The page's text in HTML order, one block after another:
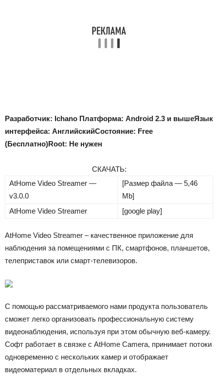
Разработчик: Ichano Платформа: Android 2.3 и вышеЯзык
интерфейса: АнглийскийСостояние: Free
(Бесплатно)Root: Не нужен
СКАЧАТЬ:
AtHome Video Streamer —
v3.0.0
[Размер файла — 5,46
Mb]
AtHome Video Streamer
[google play]
AtHome Video Streamer – качественное приложение для
наблюдения за помещениями с ПК, смартфонов, планшетов,
телеприставок или смарт-телевизоров.
С помощью рассматриваемого нами продукта пользователь
сможет легко организовать профессиональную систему
видеонаблюдения, используя при этом обычную веб-камеру.
Софт работает в связке с AtHome Camera, принимает потоки
одновременно с нескольких камер и отображает
видеоматериал в отдельных вкладках.